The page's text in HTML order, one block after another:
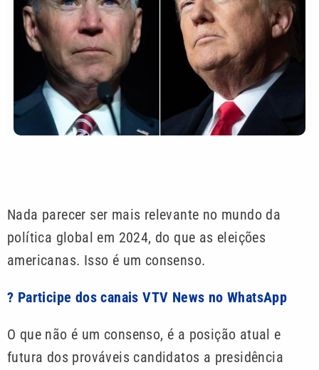
Nada parecer ser mais relevante no mundo da
política global em 2024, do que as eleições
americanas. Isso é um consenso.
? Participe dos canais VTV News no WhatsApp
O que não é um consenso, é a posição atual e
futura dos prováveis candidatos a presidência